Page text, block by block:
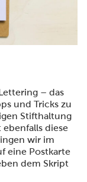
– das
und Tricks zu
Stifthaltung
diese
wir im
eine Postkarte
dem Skript